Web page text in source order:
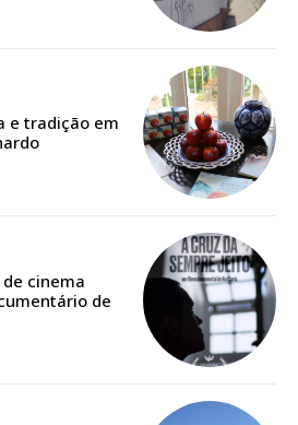
entregue à Quinta-feira em sua
e tradição em
cinema
de